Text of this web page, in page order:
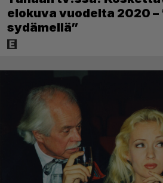
elokuva vuodelta 2020 –
sydämellä”